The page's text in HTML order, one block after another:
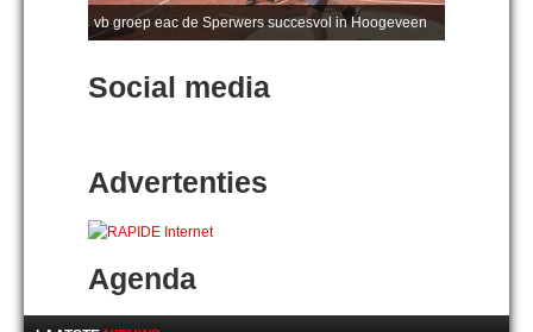
vb groep eac de Sperwers succesvol in Hoogeveen
Social media
Advertenties
Agenda